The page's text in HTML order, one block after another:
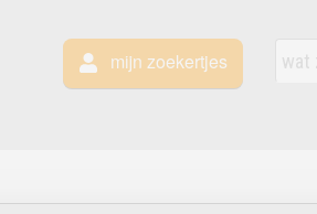
mijn zoekertjes